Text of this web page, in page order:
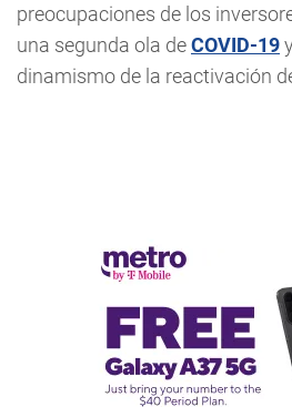
preocupaciones de los
una segunda ola deCOVID-19
dinamismo de la reactivación